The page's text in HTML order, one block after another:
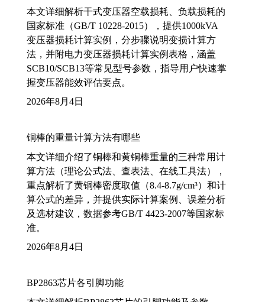
本文详细解析干式变压器空载损耗、负载损耗的
国家标准（GB/T 10228-2015），提供1000kVA
变压器损耗计算实例，分步骤说明变损计算方
法，并附电力变压器损耗计算实例表格，涵盖
SCB10/SCB13等常见型号参数，指导用户快速掌
握变压器能效评估要点。
2026年8月4日
铜棒的重量计算方法有哪些
本文详细介绍了铜棒和黄铜棒重量的三种常用计
算方法（理论公式法、查表法、在线工具法），
重点解析了黄铜棒密度取值（8.4-8.7g/cm³）和计
算公式的差异，并提供实际计算案例、误差分析
及选材建议，数据参考GB/T 4423-2007等国家标
准。
2026年8月4日
BP2863芯片各引脚功能